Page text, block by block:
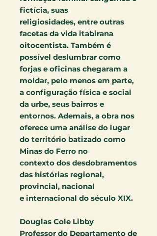
fictícia, suas
religiosidades, entre outras
facetas da vida itabirana
oitocentista. Também é
possível deslumbrar como
forjas e oficinas chegaram a
moldar, pelo menos em parte,
a configuração física e social
da urbe, seus bairros e
entornos. Ademais, a obra nos
oferece uma análise do lugar
do território batizado como
Minas do Ferro no
contexto dos desdobramentos
das histórias regional,
provincial, nacional
e internacional do século XIX.
Douglas Cole Libby
Professor do Departamento de